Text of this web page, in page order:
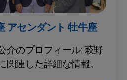
アセンダント 牡牛座
介のプロフィール: 萩野
連した詳細な情報。